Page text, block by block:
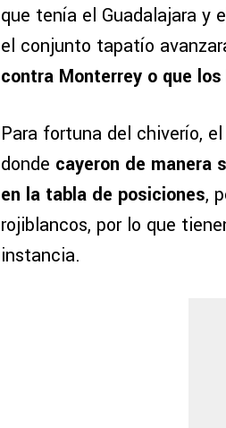
que tenía el Guadalajara y
el conjunto tapatío
contra Monterrey o que
Para fortuna del chiverío,
donde cayeron de manera
en la tabla de posiciones,
rojiblancos, por lo que
instancia.